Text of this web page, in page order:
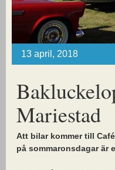
13 april, 2018
Mariestad
Att bilar kommer till
på sommaronsdagar är